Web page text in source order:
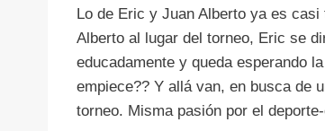
Lo de Eric y Juan Alberto ya es
Alberto al lugar del torneo, Eric se
educadamente y queda esperando
empiece?? Y allá van, en busca de
torneo. Misma pasión por el